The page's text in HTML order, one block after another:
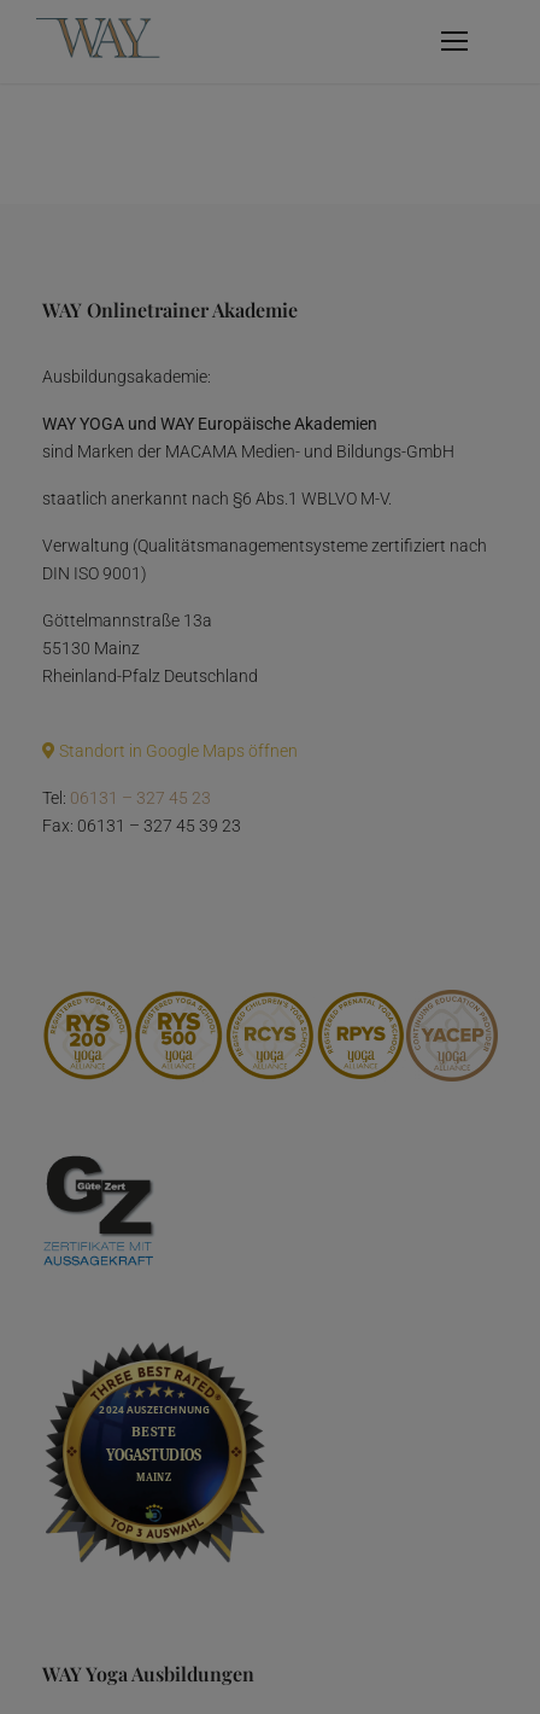
WAY Onlinetrainer Akademie
Ausbildungsakademie:
WAY YOGA und WAY Europäische Akademien
sind Marken der MACAMA Medien- und Bildungs-GmbH
staatlich anerkannt nach §6 Abs.1 WBLVO M-V.
Verwaltung (Qualitätsmanagementsysteme zertifiziert nach
DIN ISO 9001)
Göttelmannstraße 13a
55130 Mainz
Rheinland-Pfalz Deutschland
Standort in Google Maps öffnen
Tel: 06131 – 327 45 23
Fax: 06131 – 327 45 39 23
WAY Yoga Ausbildungen